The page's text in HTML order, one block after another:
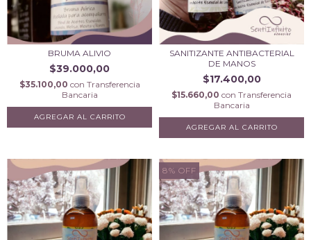
BRUMA ALIVIO
$39.000,00
$35.100,00 con Transferencia
Bancaria
AGREGAR AL CARRITO
SANITIZANTE ANTIBACTERIAL
DE MANOS
$17.400,00
$15.660,00 con Transferencia
Bancaria
AGREGAR AL CARRITO
8% OFF